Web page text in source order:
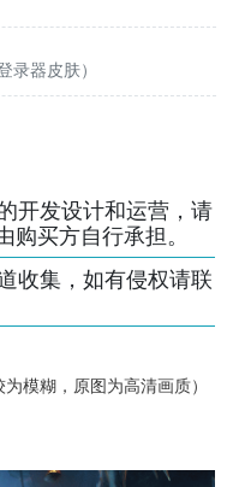
器皮肤）
开发设计和运营，请
买方自行承担。
收集，如有侵权请联
模糊，原图为高清画质）